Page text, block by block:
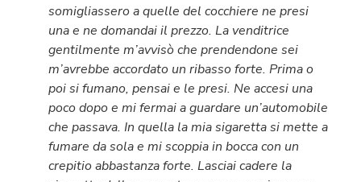
somigliassero a quelle del cocchiere ne presi
una e ne domandai il prezzo. La venditrice
gentilmente m’avvisò che prendendone sei
m’avrebbe accordato un ribasso forte. Prima o
poi si fumano, pensai e le presi. Ne accesi una
poco dopo e mi fermai a guardare un’automobile
che passava. In quella la mia sigaretta si mette a
fumare da sola e mi scoppia in bocca con un
crepitio abbastanza forte. Lasciai cadere la